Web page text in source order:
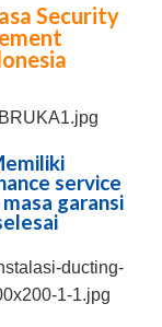
Security
service
garansi